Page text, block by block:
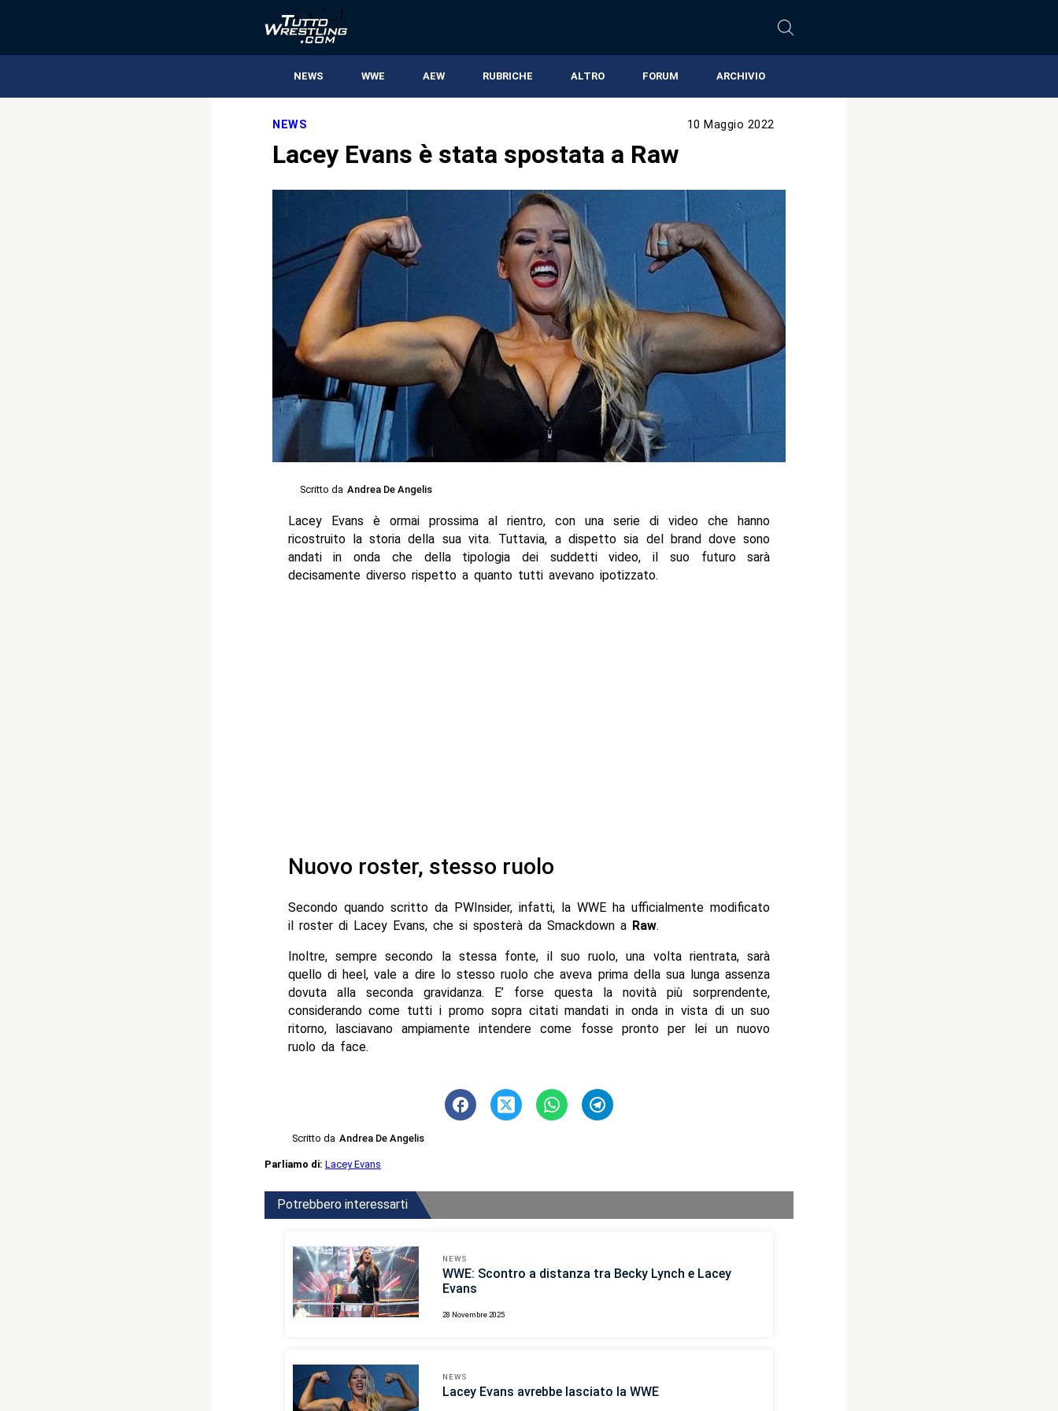
NEWS WWE AEW RUBRICHE ALTRO FORUM ARCHIVIO
NEWS 10 Maggio 2022
Lacey Evans è stata spostata a Raw
Scritto da Andrea De Angelis
Lacey Evans è ormai prossima al rientro, con una serie di video che hanno
ricostruito la storia della sua vita. Tuttavia, a dispetto sia del brand dove sono
andati in onda che della tipologia dei suddetti video, il suo futuro sarà
decisamente diverso rispetto a quanto tutti avevano ipotizzato.
Nuovo roster, stesso ruolo
Secondo quando scritto da PWInsider, infatti, la WWE ha ufficialmente modificato
il roster di Lacey Evans, che si sposterà da Smackdown a Raw.
Inoltre, sempre secondo la stessa fonte, il suo ruolo, una volta rientrata, sarà
quello di heel, vale a dire lo stesso ruolo che aveva prima della sua lunga assenza
dovuta alla seconda gravidanza. E’ forse questa la novità più sorprendente,
considerando come tutti i promo sopra citati mandati in onda in vista di un suo
ritorno, lasciavano ampiamente intendere come fosse pronto per lei un nuovo
ruolo da face.
Scritto da Andrea De Angelis
Parliamo di: Lacey Evans
Potrebbero interessarti
NEWS
WWE: Scontro a distanza tra Becky Lynch e Lacey
Evans
28 Novembre 2025
NEWS
Lacey Evans avrebbe lasciato la WWE